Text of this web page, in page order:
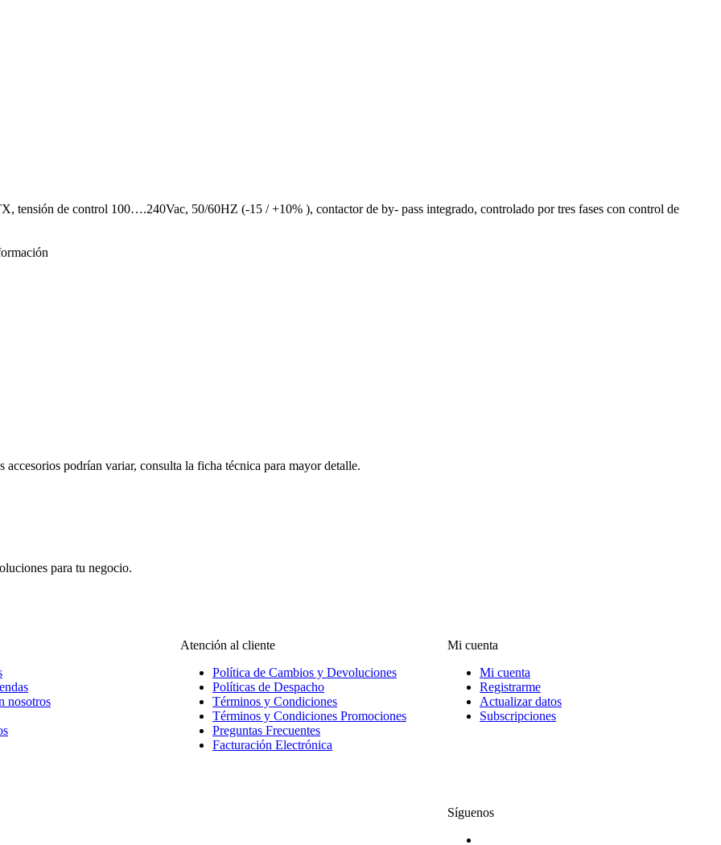
tensión de control 100….240Vac, 50/60HZ (-15 / +10% ), contactor de by- pass integrado, controlado por tres fases con control de
podrían variar, consulta la ficha técnica para mayor detalle.
para tu negocio.
nosotros
Atención al cliente
Política de Cambios y Devoluciones
Políticas de Despacho
Términos y Condiciones
Términos y Condiciones Promociones
Preguntas Frecuentes
Facturación Electrónica
Mi cuenta
Mi cuenta
Registrarme
Actualizar datos
Subscripciones
Síguenos